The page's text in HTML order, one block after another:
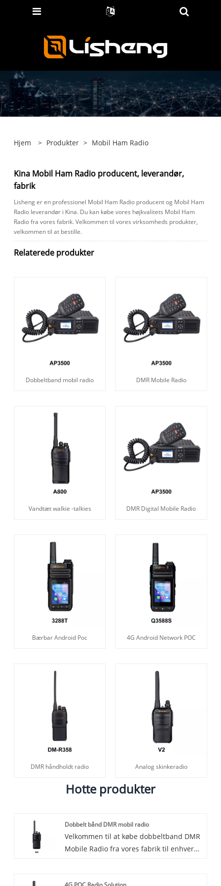
Hjem > Produkter > Mobil Ham Radio
Kina Mobil Ham Radio producent, leverandør,
fabrik
Lisheng er en professionel Mobil Ham Radio producent og Mobil Ham
Radio leverandør i Kina. Du kan købe vores højkvalitets Mobil Ham
Radio fra vores fabrik. Velkommen til vores virksomheds produkter,
velkommen til at bestille.
Relaterede produkter
Dobbeltband mobil radio DMR Mobile Radio
Vandtæt walkie -talkies DMR Digital Mobile Radio
Bærbar Android Poc 4G Android Network POC
DMR håndholdt radio Analog skinkeradio
Hotte produkter
Dobbelt bånd DMR mobil radio
Velkommen til at købe dobbeltband DMR
Mobile Radio fra vores fabrik til enhver